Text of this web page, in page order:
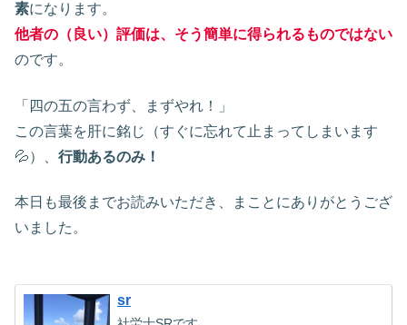
素になります。
他者の（良い）評価は、そう簡単に得られるものではない
のです。
「四の五の言わず、まずやれ！」
この言葉を肝に銘じ（すぐに忘れて止まってしまいます
💦）、 行動あるのみ！
本日も最後までお読みいただき、まことにありがとうござ
いました。
sr